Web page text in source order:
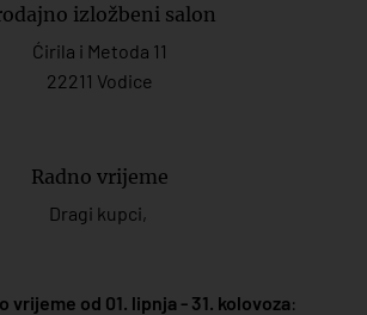
izložbeni salon
Ćirila i Metoda 11
22211 Vodice
Radno vrijeme
Dragi kupci,
vrijeme od 01. lipnja - 31. kolovoza: